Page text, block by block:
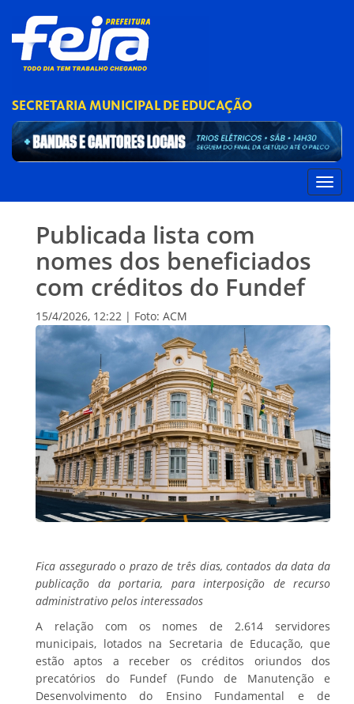
SECRETARIA MUNICIPAL DE EDUCAÇÃO
Publicada lista com
nomes dos beneficiados
com créditos do Fundef
15/4/2026, 12:22 | Foto: ACM
Fica assegurado o prazo de três dias, contados da data da
publicação da portaria, para interposição de recurso
administrativo pelos interessados
A relação com os nomes de 2.614 servidores
municipais, lotados na Secretaria de Educação, que
estão aptos a receber os créditos oriundos dos
precatórios do Fundef (Fundo de Manutenção e
Desenvolvimento do Ensino Fundamental e de